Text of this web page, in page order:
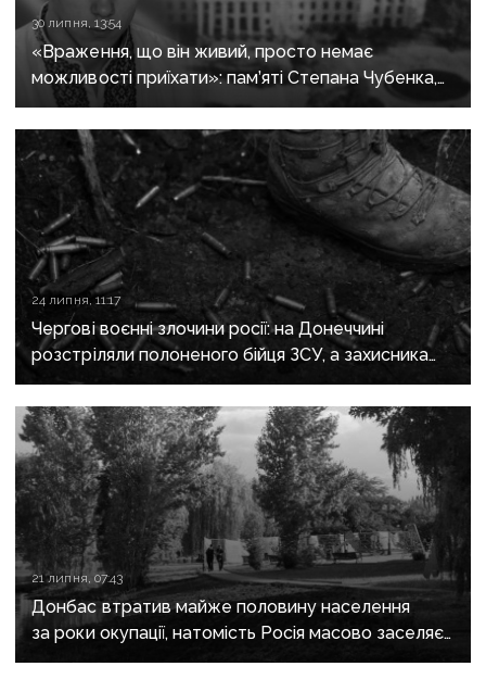
30 липня, 13:54
«Враження, що він живий, просто немає
можливості приїхати»: пам’яті Степана Чубенка,
якого закатували бойовики за любов до України
24 липня, 11:17
Чергові воєнні злочини росії: на Донеччині
розстріляли полоненого бійця ЗСУ, а захисника
Маріуполя відправили до колонії на 21 рік
21 липня, 07:43
Донбас втратив майже половину населення
за роки окупації, натомість Росія масово заселяє
регіон своїми громадянами — ГУР